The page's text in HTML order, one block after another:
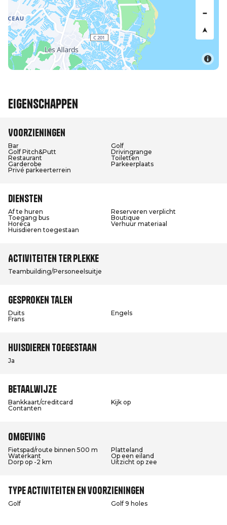
Eigenschappen
Voorzieningen
Bar
Golf
Golf Pitch&Putt
Drivingrange
Restaurant
Toiletten
Garderobe
Parkeerplaats
Privé parkeerterrein
Diensten
Af te huren
Reserveren verplicht
Toegang bus
Boutique
Horeca
Verhuur materiaal
Huisdieren toegestaan
Activiteiten ter plekke
Teambuilding/Personeelsuitje
Gesproken talen
Duits
Engels
Frans
Huisdieren toegestaan
Ja
Betaalwijze
Bankkaart/creditcard
Kijk op
Contanten
Omgeving
Fietspad/route binnen 500 m
Platteland
Waterkant
Op een eiland
Dorp op -2 km
Uitzicht op zee
Type activiteiten en voorzieningen
Golf Golf 9 holes